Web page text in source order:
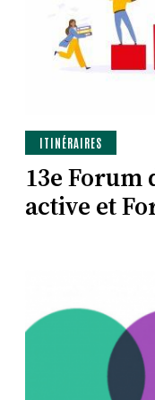
ITINÉRAIRES
13e Forum
active et